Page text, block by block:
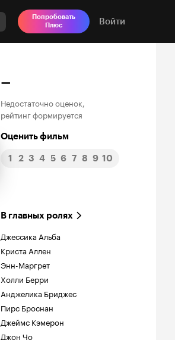
Попробовать
Плюс
Войти
–
Недостаточно оценок,
рейтинг формируется
Оценить фильм
1 2 3 4 5 6 7 8 9 10
В главных ролях
Джессика Альба
Криста Аллен
Энн-Маргрет
Холли Берри
Анджелика Бриджес
Пирс Броснан
Джеймс Кэмерон
Джон Чо